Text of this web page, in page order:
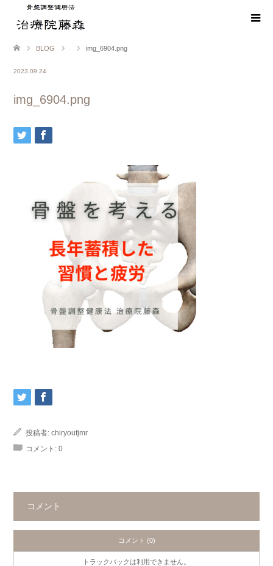
BLOG img_6904.png
2023.09.24
img_6904.png
投稿者: chiryoufjmr
コメント: 0
コメント
コメント (0)
トラックバックは利用できません。